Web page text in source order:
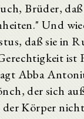
Brüder,
Und
daß sie in
ist
Abba
der sich
der Körper